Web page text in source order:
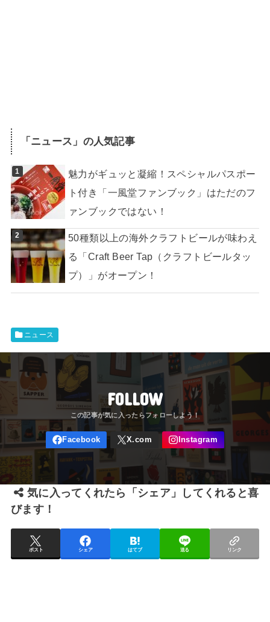
「 ニュース 」の人気記事
魅力がギュッと凝縮！スペシャルパスポー
ト付き「一風堂ファンブック」はただのフ
ァンブックではない！
50種類以上の海外クラフトビールが味わえ
る「Craft Beer Tap（クラフトビールタッ
プ）」がオープン！
ニュース
FOLLOW
気に入ってくれたら「シェア」してくれると喜
びます！
ポスト シェア はてブ 送る リンク